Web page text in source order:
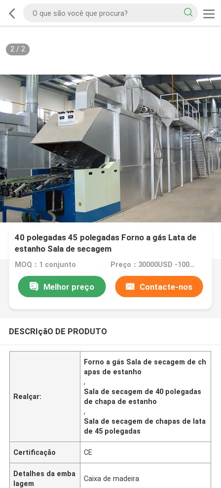
2/ 2
40 polegadas 45 polegadas Forno a gás Lata de
estanho Sala de secagem
MOQ：1 conjunto Preço：30000USD -100000 USD
Melhor preço Contacte-nos
DESCRIçãO DE PRODUTO
Realçar:
Forno a gás Sala de secagem de ch
apas de estanho
,
Sala de secagem de 40 polegadas
de chapa de estanho
,
Sala de secagem de chapas de lata
de 45 polegadas
Certificação CE
Detalhes da emba
lagem
Caixa de madeira